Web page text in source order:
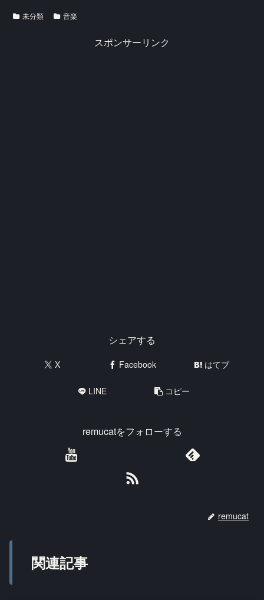
未分類 音楽
スポンサーリンク
シェアする
X Facebook はてブ
LINE コピー
remucatをフォローする
remucat
関連記事